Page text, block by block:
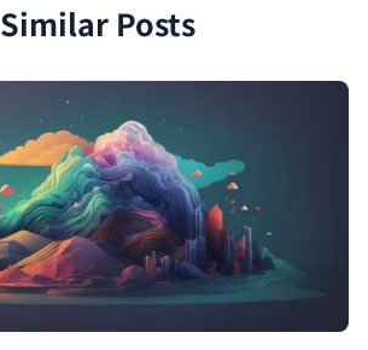
Similar Posts